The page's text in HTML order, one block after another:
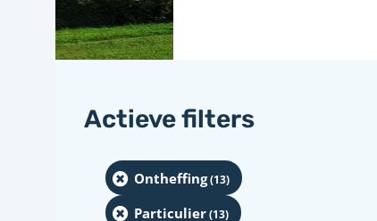
Actieve filters
Ontheffing(13)
Particulier(13)